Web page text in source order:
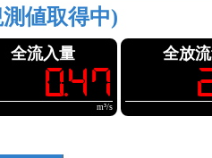
値取得中)
全流入量
m³/s
全放